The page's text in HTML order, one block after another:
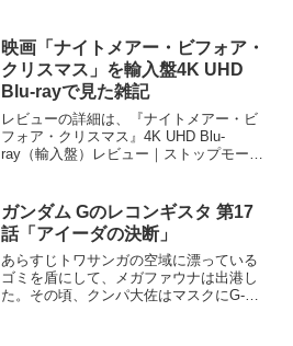
ィは仕事が終わってしまい、戸惑ってし
まう。そこにフリーマン艦...
映画「ナイトメアー・ビフォア・
クリスマス」を輸入盤4K UHD
Blu-rayで見た雑記
レビューの詳細は、『ナイトメアー・ビ
フォア・クリスマス』4K UHD Blu-
ray（輸入盤）レビュー｜ストップモーシ
見つける本当の居場所【HDR10 / dts-
HD...
ガンダム Gのレコンギスタ 第17
話「アイーダの決断」
あらすじトワサンガの空域に漂っている
ゴミを盾にして、メガファウナは出港し
た。その頃、クンパ大佐はマスクにG-セ